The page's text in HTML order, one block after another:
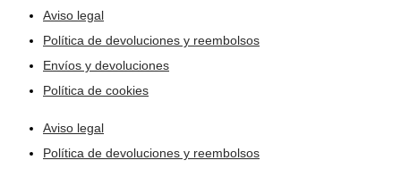
Aviso legal
Política de devoluciones y reembolsos
Envíos y devoluciones
Política de cookies
Aviso legal
Política de devoluciones y reembolsos